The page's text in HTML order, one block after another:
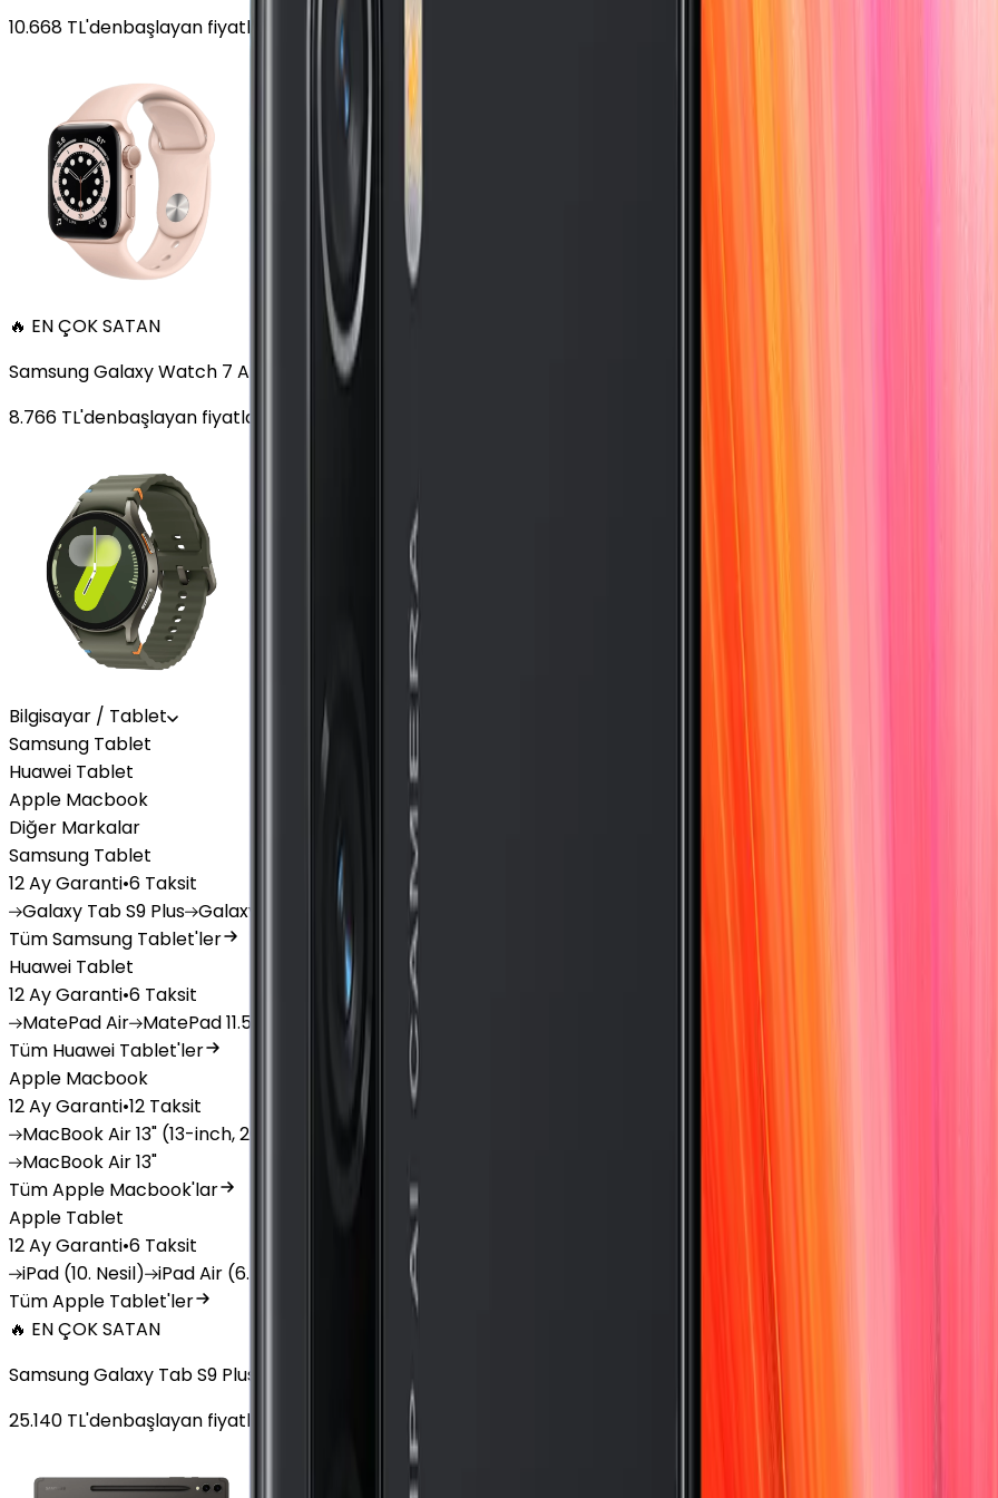
10.668 TL'denbaşlayan fiyatlar
🔥 EN ÇOK SATAN
Samsung Galaxy Watch 7 Alüminyum 44 mm Bluetooth Wi-Fi Yeşil
8.766 TL'denbaşlayan fiyatlar
Bilgisayar / Tablet
Samsung Tablet
Huawei Tablet
Apple Macbook
Diğer Markalar
Samsung Tablet
12 Ay Garanti•6 Taksit
Galaxy Tab S9 Plus Galaxy Tab S10 Ultra Galaxy Galaxy
Tüm Samsung Tablet'ler
Huawei Tablet
12 Ay Garanti•6 Taksit
MatePadAir MatePad11.5 11.5"S MatePad
Tüm Huawei Tablet'ler
Apple Macbook
12 Ay Garanti•12 Taksit
MacBookAir 13" (13-inch, 2020) MacBook Air 13" (13-inch, 2019)
MacBookAir 13"
Tüm Apple Macbook'lar
Apple Tablet
12 Ay Garanti•6 Taksit
iPad (10. Nesil) iPadAir (6. Nesil) (9. Nesil) iPad Air (2. Nesil)
Tüm Apple Tablet'ler
🔥 EN ÇOK SATAN
Samsung Galaxy Tab S9 Plus 256 GB 12.4 inç Wi-Fi Grafit
25.140 TL'denbaşlayan fiyatlar